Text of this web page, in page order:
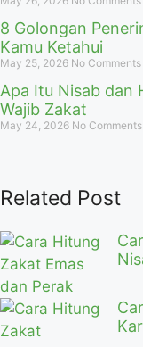
8 Golongan
Kamu Ketahui
May 25, 2026 No Comments
Apa Itu Nisab dan
Wajib Zakat
May 24, 2026 No Comments
Related Post